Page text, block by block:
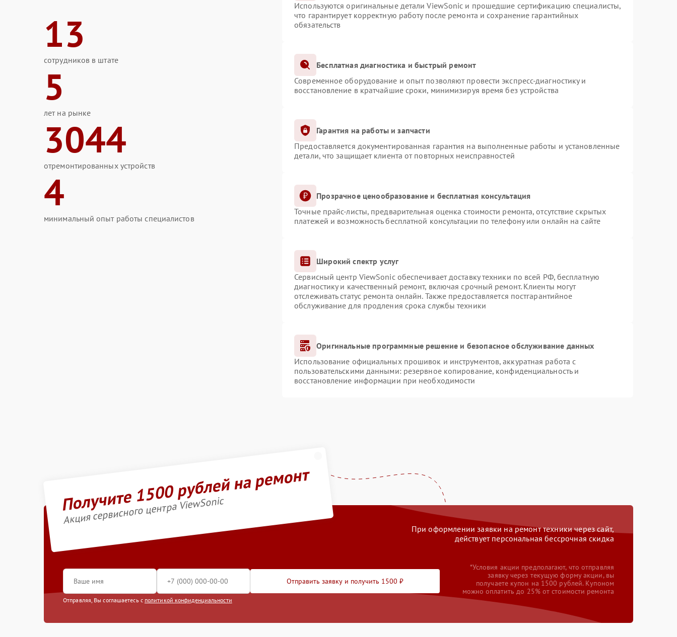
13
сотрудников в штате
5
лет на рынке
3044
отремонтированных устройств
4
минимальный опыт работы специалистов
Используются оригинальные детали ViewSonic и прошедшие сертификацию специалисты,
что гарантирует корректную работу после ремонта и сохранение гарантийных
обязательств
Бесплатная диагностика и быстрый ремонт
Современное оборудование и опыт позволяют провести экспресс-диагностику и
восстановление в кратчайшие сроки, минимизируя время без устройства
Гарантия на работы и запчасти
Предоставляется документированная гарантия на выполненные работы и установленные
детали, что защищает клиента от повторных неисправностей
Прозрачное ценообразование и бесплатная консультация
Точные прайс-листы, предварительная оценка стоимости ремонта, отсутствие скрытых
платежей и возможность бесплатной консультации по телефону или онлайн на сайте
Широкий спектр услуг
Сервисный центр ViewSonic обеспечивает доставку техники по всей РФ, бесплатную
диагностику и качественный ремонт, включая срочный ремонт. Клиенты могут
отслеживать статус ремонта онлайн. Также предоставляется постгарантийное
обслуживание для продления срока службы техники
Оригинальные программные решение и безопасное обслуживание данных
Использование официальных прошивок и инструментов, аккуратная работа с
пользовательскими данными: резервное копирование, конфиденциальность и
восстановление информации при необходимости
Получите 1500 рублей на ремонт
Акция сервисного центра ViewSonic
При оформлении заявки на ремонт техники через сайт,
действует персональная бессрочная скидка
Отправить заявку и получить 1500 ₽
Отправляя, Вы соглашаетесь с политикой конфиденциальности
*Условия акции предполагают, что отправляя
заявку через текущую форму акции, вы
получаете купон на 1500 рублей. Купоном
можно оплатить до 25% от стоимости ремонта